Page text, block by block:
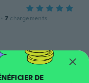
· 7 chargements